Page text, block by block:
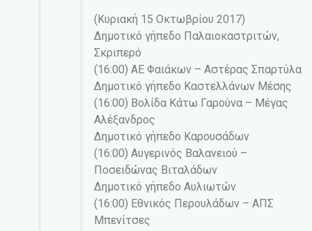
(Κυριακή 15 Οκτωβρίου 2017)
Δημοτικό γήπεδο Παλαιοκαστριτών,
Σκριπερό
(16:00) ΑΕ Φαιάκων – Αστέρας Σπαρτύλα
Δημοτικό γήπεδο Καστελλάνων Μέσης
(16:00) Βολίδα Κάτω Γαρούνα – Μέγας
Αλέξανδρος
Δημοτικό γήπεδο Καρουσάδων
(16:00) Αυγερινός Βαλανειού –
Ποσειδώνας Βιταλάδων
Δημοτικό γήπεδο Αυλιωτών
(16:00) Εθνικός Περουλάδων – ΑΠΣ
Μπενίτσες